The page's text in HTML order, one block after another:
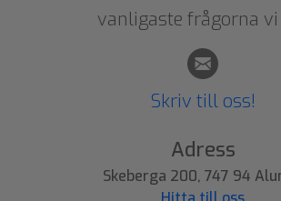
vanligaste frågorna vi
Skriv till oss!
Adress
Skeberga 200, 747 94